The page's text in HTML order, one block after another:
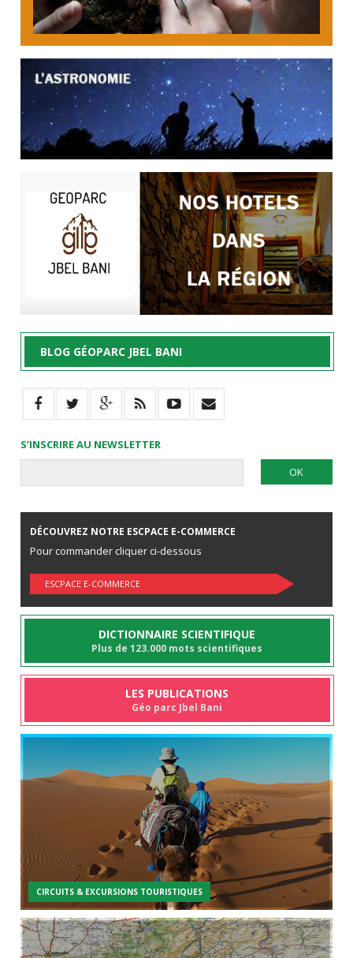
BLOG GÉOPARC JBEL BANI
S’INSCRIRE AU NEWSLETTER
DÉCOUVREZ NOTRE ESCPACE E-COMMERCE
Pour commander cliquer ci-dessous
ESCPACE E-COMMERCE
DICTIONNAIRE SCIENTIFIQUE
Plus de 123.000 mots scientifiques
LES PUBLICATIONS
Géo parc Jbel Bani
CIRCUITS & EXCURSIONS TOURISTIQUES